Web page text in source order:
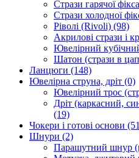
Стрази гарячої
Стрази холодної
Ріволі (Rivoli) (98)
Акрилові стрази і
Ювелірний
Шатон (стрази в
Ланцюги (148)
Ювелірна струна, дріт (0)
Ювелірний трос
Дріт (каркасний,
(19)
Чокери і готові основи
Шнури (2)
Парашутний шнур